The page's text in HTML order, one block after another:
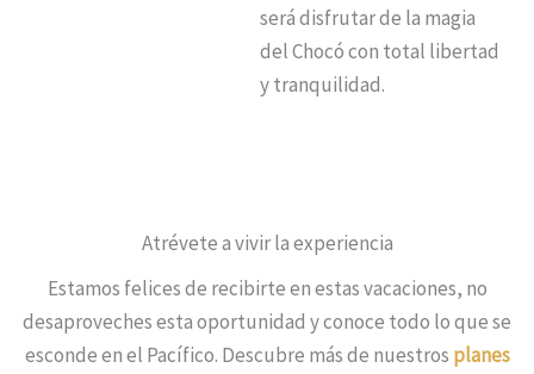
será disfrutar de la magia
del Chocó con total libertad
y tranquilidad.
Atrévete a vivir la experiencia
Estamos felices de recibirte en estas vacaciones, no
desaproveches esta oportunidad y conoce todo lo que se
esconde en el Pacífico. Descubre más de nuestros planes